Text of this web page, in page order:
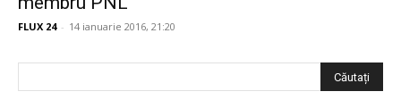
FLUX 24 - 14 ianuarie 2016, 21:20